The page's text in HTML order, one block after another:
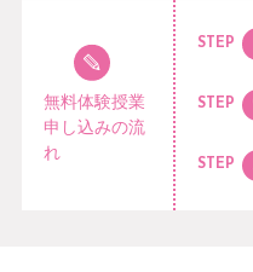
無料体験授業
申し込みの流
れ
STEP
STEP
STEP